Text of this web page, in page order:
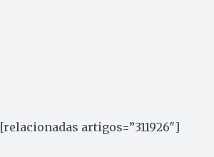
[relacionadas artigos=”311926″]